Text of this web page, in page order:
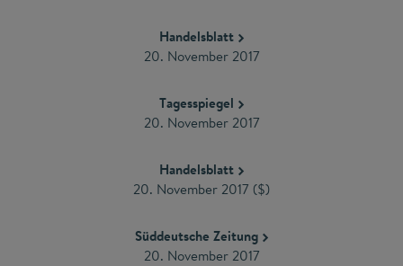
Handelsblatt
20. November 2017
Tagesspiegel
20. November 2017
Handelsblatt
20. November 2017 ($)
Süddeutsche Zeitung
20. November 2017